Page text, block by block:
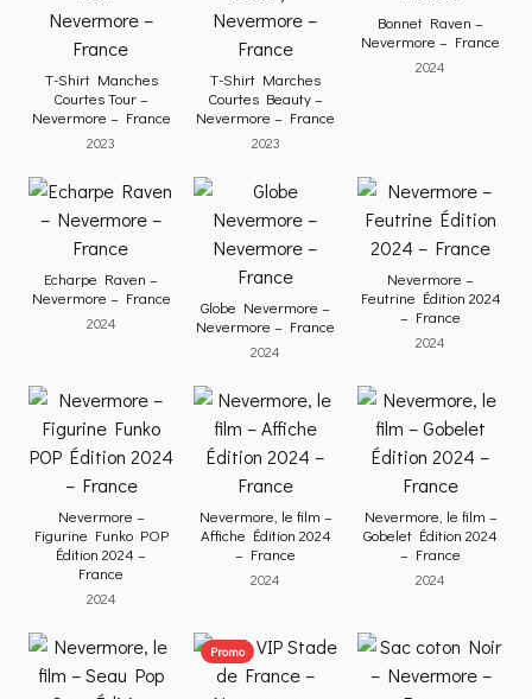
T-Shirt Manches
Courtes Tour –
Nevermore – France
2023
T-Shirt Marches
Courtes Beauty –
Nevermore – France
2023
Bonnet Raven –
Nevermore – France
2024
Echarpe Raven –
Nevermore – France
2024
Globe Nevermore –
Nevermore – France
2024
Nevermore –
Feutrine Édition 2024
– France
2024
Nevermore –
Figurine Funko POP
Édition 2024 –
France
2024
Nevermore, le film –
Affiche Édition 2024
– France
2024
Nevermore, le film –
Gobelet Édition 2024
– France
2024
Promo